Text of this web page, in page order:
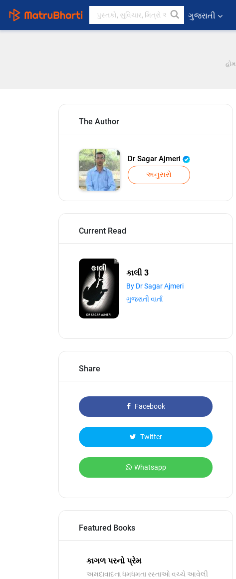
ગુજરાતી
હોમ
The Author
Dr Sagar Ajmeri
અનુસરો
Current Read
કાલી 3
By Dr Sagar Ajmeri
ગુજરાતી વાર્તા
Share
Facebook
Twitter
Whatsapp
Featured Books
કાગળ પરનો પ્રેમ
અમદાવાદના ધમધમતા રસ્તાઓ વચ્ચે આવેલી